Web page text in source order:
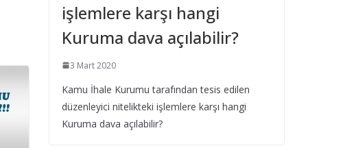
16 Eylül 2025
Limitinin Aşılması
16 Eylül 2025
işlemlere karşı hangi
Kuruma dava açılabilir?
3 Mart 2020
Kamu İhale Kurumu tarafından tesis edilen
düzenleyici nitelikteki işlemlere karşı hangi
Kuruma dava açılabilir?